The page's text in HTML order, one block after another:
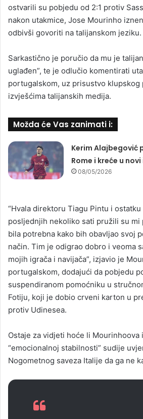
ostvarili su pobjedu od 2:1 protiv
nakon utakmice, Jose Mourinho
odbivši govoriti na talijanskom jeziku.
Sarkastično je poručio da mu je
uglađen”, te je odlučio komentirati
portugalskom, uz prisustvo klupskog
izvješćima talijanskih medija.
Možda će Vas zanimati i:
Kerim Alajbegović
Rome i kreće u
08/05/2026
“Hvala direktoru Tiagu Pintu i
posljednjih nekoliko sati pružili su mi
bila potrebna kako bih obavljao svoj
način. Tim je odigrao dobro i veoma
mojih igrača i navijača”, izjavio je
portugalskom, dodajući da pobjedu
suspendiranom pomoćniku u
Fotiju, koji je dobio crveni karton u
protiv Udinesea.
Ostaje za vidjeti hoće li Mourinhoova
“emocionalnoj stabilnosti” sudije
Nogometnog saveza Italije da ga ne